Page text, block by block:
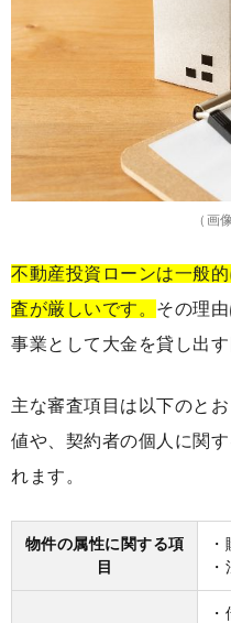
（画
不動産投資ローンは一般
査が厳しいです。 その理
事業として大金を貸し出
主な審査項目は以下のと
値や、契約者の個人に関
れます。
物件の属性に関する項
目